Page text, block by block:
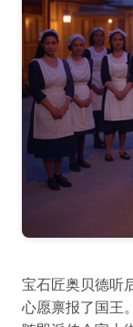
宝石匠奥贝德听
心愿禀报了国王